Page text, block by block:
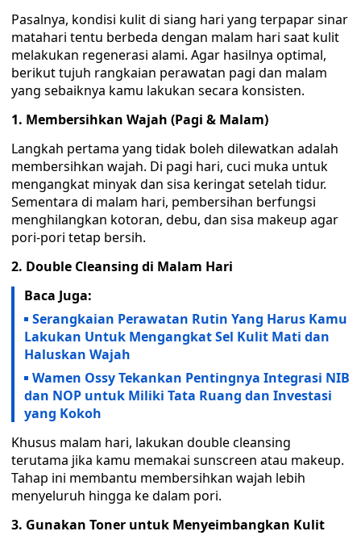
Pasalnya, kondisi kulit di siang hari yang terpapar sinar
matahari tentu berbeda dengan malam hari saat kulit
melakukan regenerasi alami. Agar hasilnya optimal,
berikut tujuh rangkaian perawatan pagi dan malam
yang sebaiknya kamu lakukan secara konsisten.
1. Membersihkan Wajah (Pagi & Malam)
Langkah pertama yang tidak boleh dilewatkan adalah
membersihkan wajah. Di pagi hari, cuci muka untuk
mengangkat minyak dan sisa keringat setelah tidur.
Sementara di malam hari, pembersihan berfungsi
menghilangkan kotoran, debu, dan sisa makeup agar
pori-pori tetap bersih.
2. Double Cleansing di Malam Hari
Baca Juga:
Serangkaian Perawatan Rutin Yang Harus Kamu
Lakukan Untuk Mengangkat Sel Kulit Mati dan
Haluskan Wajah
Wamen Ossy Tekankan Pentingnya Integrasi NIB
dan NOP untuk Miliki Tata Ruang dan Investasi
yang Kokoh
Khusus malam hari, lakukan double cleansing
terutama jika kamu memakai sunscreen atau makeup.
Tahap ini membantu membersihkan wajah lebih
menyeluruh hingga ke dalam pori.
3. Gunakan Toner untuk Menyeimbangkan Kulit